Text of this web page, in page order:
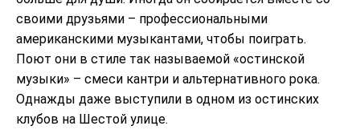
своими друзьями – профессиональными
американскими музыкантами, чтобы поиграть.
Поют они в стиле так называемой «остинской
музыки» – смеси кантри и альтернативного рока.
Однажды даже выступили в одном из остинских
клубов на Шестой улице.